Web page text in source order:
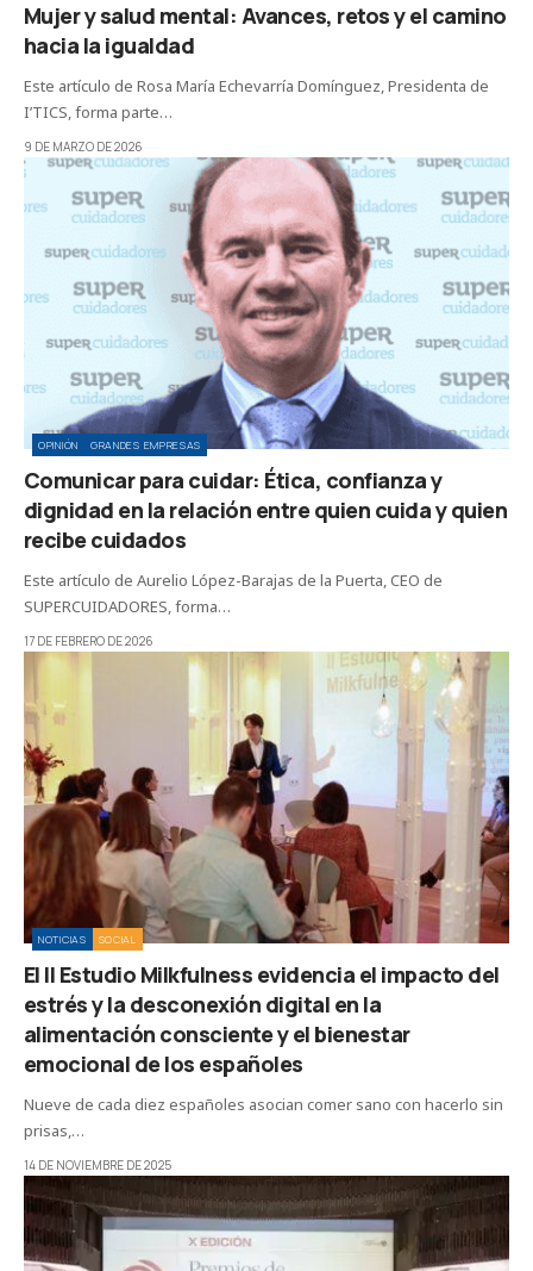
Mujer y salud mental: Avances, retos y el camino
hacia la igualdad
Este artículo de Rosa María Echevarría Domínguez, Presidenta de
I’TICS, forma parte…
9 DE MARZO DE 2026
OPINIÓN GRANDES EMPRESAS
Comunicar para cuidar: Ética, confianza y
dignidad en la relación entre quien cuida y quien
recibe cuidados
Este artículo de Aurelio López-Barajas de la Puerta, CEO de
SUPERCUIDADORES, forma…
17 DE FEBRERO DE 2026
NOTICIAS SOCIAL
El II Estudio Milkfulness evidencia el impacto del
estrés y la desconexión digital en la
alimentación consciente y el bienestar
emocional de los españoles
Nueve de cada diez españoles asocian comer sano con hacerlo sin
prisas,…
14 DE NOVIEMBRE DE 2025